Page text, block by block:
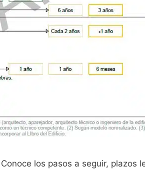
los pasos a seguir,